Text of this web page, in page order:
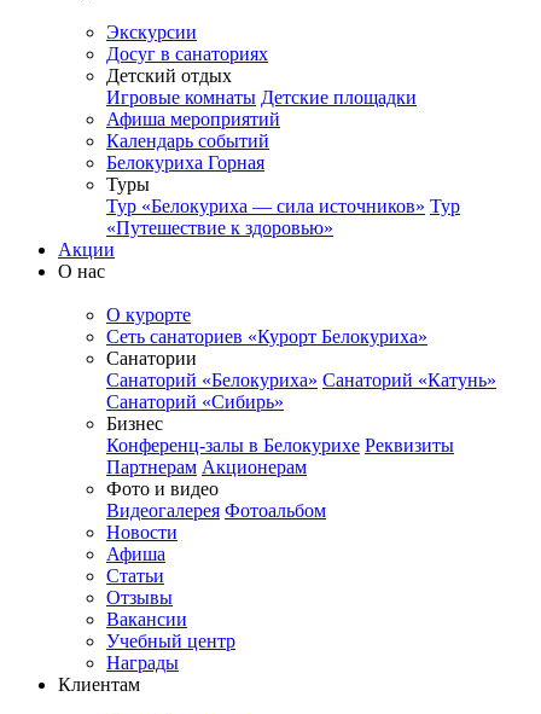
Экскурсии
Досуг в санаториях
Детский отдых
Игровые комнаты Детские площадки
Афиша мероприятий
Календарь событий
Белокуриха Горная
Туры
Тур «Белокуриха — сила источников» Тур
«Путешествие к здоровью»
Акции
О нас
О курорте
Сеть санаториев «Курорт Белокуриха»
Санатории
Санаторий «Белокуриха» Санаторий «Катунь»
Санаторий «Сибирь»
Бизнес
Конференц-залы в Белокурихе Реквизиты
Партнерам Акционерам
Фото и видео
Видеогалерея Фотоальбом
Новости
Афиша
Статьи
Отзывы
Вакансии
Учебный центр
Награды
Клиентам